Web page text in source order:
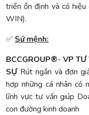
triển ổn định và có hiệu
WIN).
✅ Sứ mệnh:
BCCGROUP®- VP TƯ
SỰRút ngắn và đơn
hợp những cá nhân có
lĩnh vực tư vấn giúp
con đường kinh doanh